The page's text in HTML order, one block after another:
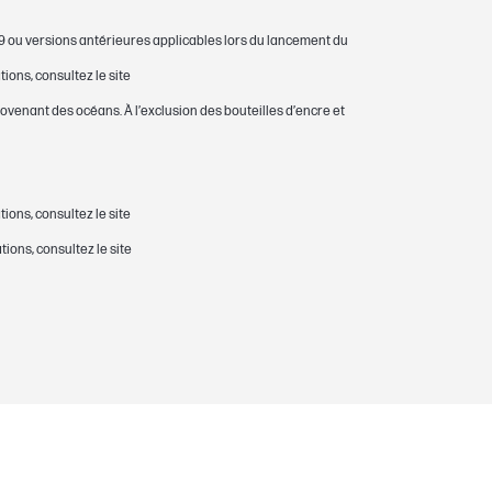
ou versions antérieures applicables lors du lancement du
consultez le site
des océans. À l’exclusion des bouteilles d’encre et
consultez le site
consultez le site